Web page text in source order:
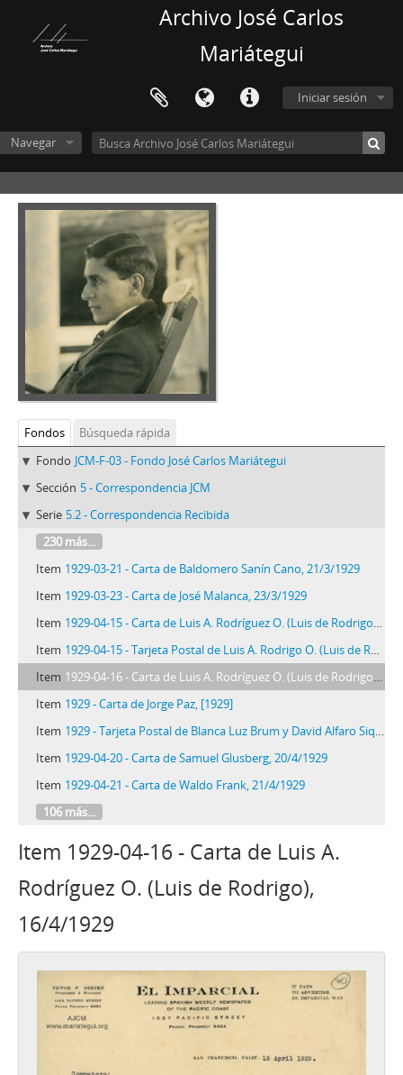
Archivo José Carlos
Mariátegui
Iniciar sesión
Navegar
Fondos
Búsqueda rápida
Fondo JCM-F-03 - Fondo José Carlos Mariátegui
Sección 5 - Correspondencia JCM
Serie 5.2 - Correspondencia Recibida
230 más...
Item 1929-03-21 - Carta de Baldomero Sanín Cano, 21/3/1929
Item 1929-03-23 - Carta de José Malanca, 23/3/1929
Item 1929-04-15 - Carta de Luis A. Rodríguez O. (Luis de Rodrigo), 15/4/1929
Item 1929-04-15 - Tarjeta Postal de Luis A. Rodrigo O. (Luis de Rodrigo), 15/4/1929
Item 1929-04-16 - Carta de Luis A. Rodríguez O. (Luis de Rodrigo), 16/4/1929
Item 1929 - Carta de Jorge Paz, [1929]
Item 1929 - Tarjeta Postal de Blanca Luz Brum y David Alfaro Siqueiros, c.1929
Item 1929-04-20 - Carta de Samuel Glusberg, 20/4/1929
Item 1929-04-21 - Carta de Waldo Frank, 21/4/1929
106 más...
Item 1929-04-16 - Carta de Luis A.
Rodríguez O. (Luis de Rodrigo),
16/4/1929